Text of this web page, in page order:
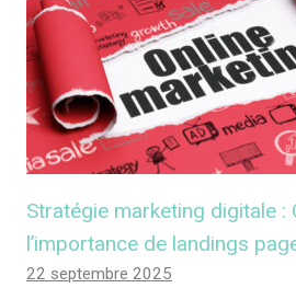
Stratégie marketing digitale :
l’importance de landings
22 septembre 2025